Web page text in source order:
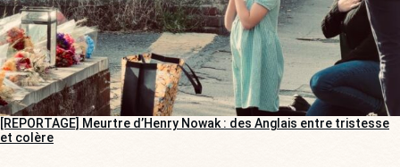
[REPORTAGE] Meurtre d’Henry Nowak : des Anglais entre tristesse
et colère